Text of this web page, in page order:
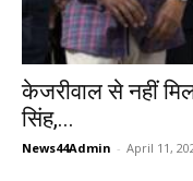
केजरीवाल से नहीं
सिंह,...
News44Admin - April 11,